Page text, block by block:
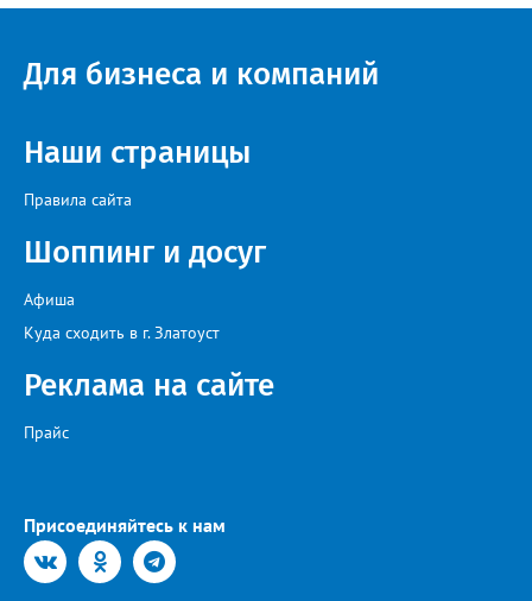
Для бизнеса и компаний
Наши страницы
Правила сайта
Шоппинг и досуг
Афиша
Куда сходить в г. Златоуст
Реклама на сайте
Прайс
Присоединяйтесь к нам